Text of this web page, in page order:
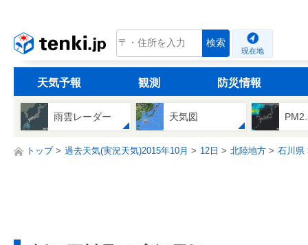
tenki.jp 検索
現在地
天気予報 観測 防災情報
雨雲レーダー 天気図
トップ 過去天気(実況天気)2015年10月 12日 北陸地方 石川県